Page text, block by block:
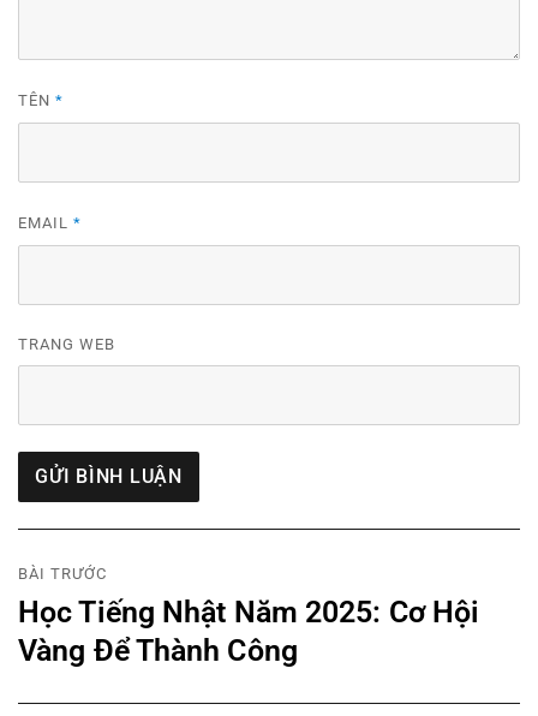
TÊN *
EMAIL *
TRANG WEB
Điều
hướng
bài
BÀI TRƯỚC
Previous
post:
Học Tiếng Nhật Năm 2025: Cơ Hội
Vàng Để Thành Công